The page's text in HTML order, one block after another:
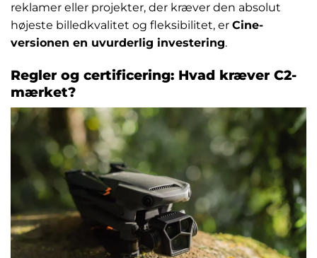
reklamer eller projekter, der kræver den absolut
højeste billedkvalitet og fleksibilitet, er Cine-
versionen en uvurderlig investering.
Regler og certificering: Hvad kræver C2-
mærket?